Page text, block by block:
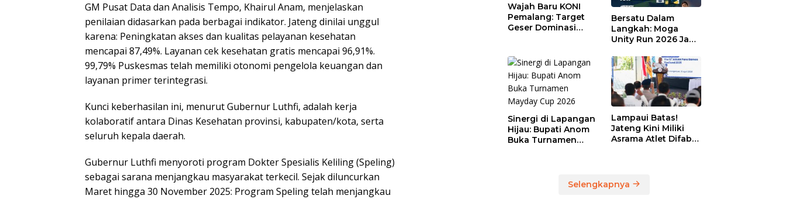
GM Pusat Data dan Analisis Tempo, Khairul Anam, menjelaskan
penilaian didasarkan pada berbagai indikator. Jateng dinilai unggul
karena: Peningkatan akses dan kualitas pelayanan kesehatan
mencapai 87,49%. Layanan cek kesehatan gratis mencapai 96,91%.
99,79% Puskesmas telah memiliki otonomi pengelola keuangan dan
layanan primer terintegrasi.
Kunci keberhasilan ini, menurut Gubernur Luthfi, adalah kerja
kolaboratif antara Dinas Kesehatan provinsi, kabupaten/kota, serta
seluruh kepala daerah.
Gubernur Luthfi menyoroti program Dokter Spesialis Keliling (Speling)
sebagai sarana menjangkau masyarakat terkecil. Sejak diluncurkan
Maret hingga 30 November 2025: Program Speling telah menjangkau
Wajah Baru KONI
Pemalang: Target
Geser Dominasi
Bersatu Dalam
Langkah: Moga
Unity Run 2026 Jadi
Olahraga Pemalang
Sinergi di Lapangan
Hijau: Bupati Anom
Buka Turnamen
Lampaui Batas!
Jateng Kini Miliki
Asrama Atlet Difabel
Selengkapnya